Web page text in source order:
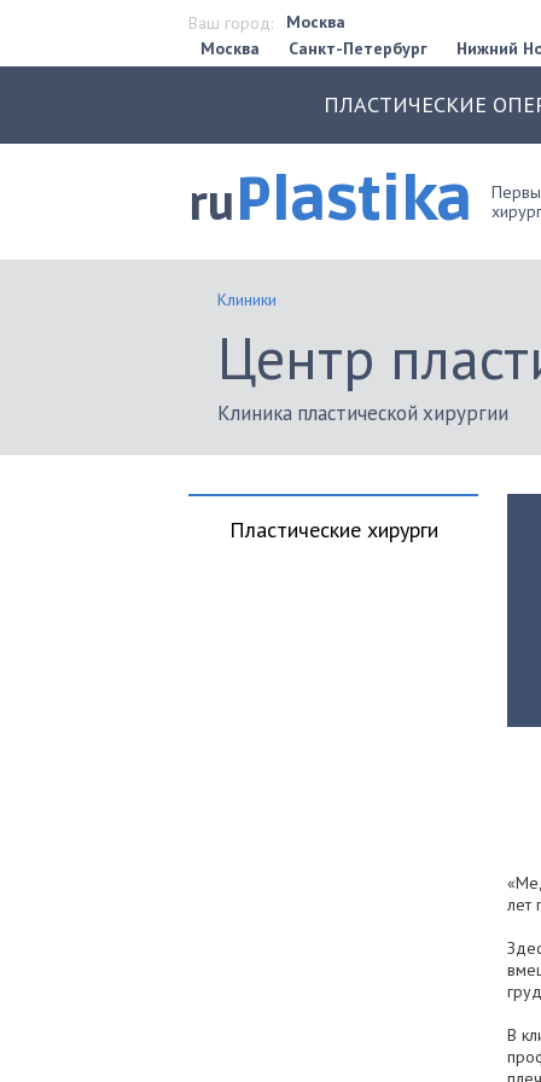
Ваш город:
Москва
Москва
Санкт-Петербург Нижний
ПЛАСТИЧЕСКИЕ
ruPlastika
Клиники
Центр
Клиника пластической хирургии
Пластические хирурги
лет
В